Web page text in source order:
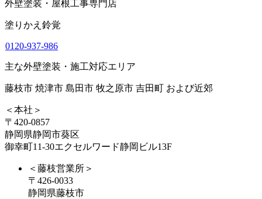
外壁塗装・屋根工事専門店
塗りかえ鈴覚
0120-937-986
主な外壁塗装・施工対応エリア
藤枝市 焼津市 島田市 牧之原市 吉田町 および近郊
＜本社＞
〒420-0857
静岡県静岡市葵区
御幸町11-30エクセルワード静岡ビル13F
＜藤枝営業所＞
〒426-0033
静岡県藤枝市